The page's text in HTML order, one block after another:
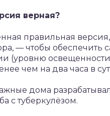
верная?
правильная
— чтобы обеспечить
(уровню
чем на два часа в
дома
с туберкулёзом.